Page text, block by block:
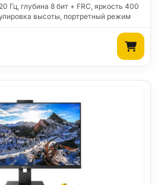
Гц, глубина 8 бит + FRC, яркость 400
высоты, портретный режим